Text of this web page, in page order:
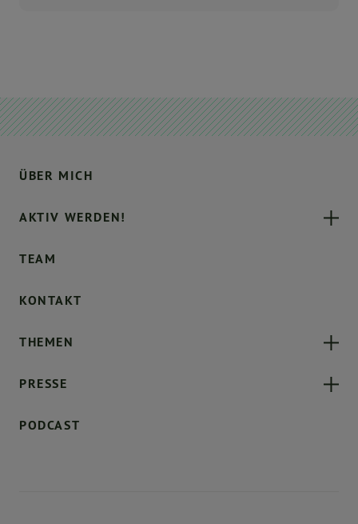
ÜBER MICH
AKTIV WERDEN!
TEAM
KONTAKT
THEMEN
PRESSE
PODCAST